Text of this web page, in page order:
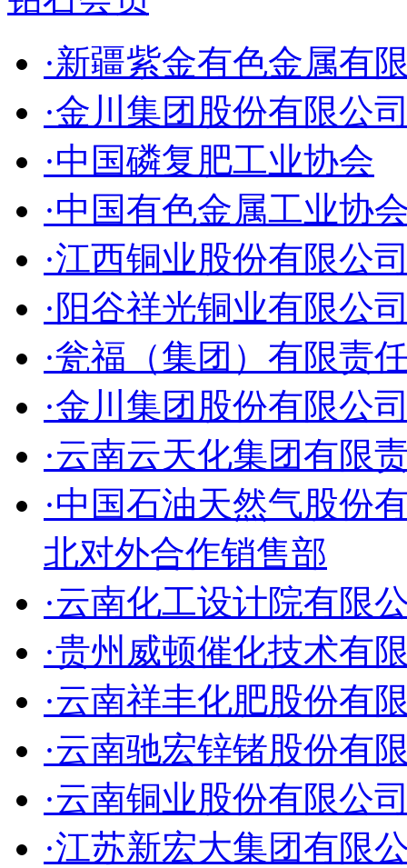
·新疆紫金有色金属有
·金川集团股份有限公
·中国磷复肥工业协会
·中国有色金属工业协
·江西铜业股份有限公
·阳谷祥光铜业有限公
·瓮福（集团）有限责
·金川集团股份有限公
·云南云天化集团有限
·中国石油天然气股份
北对外合作销售部
·云南化工设计院有限
·贵州威顿催化技术有
·云南祥丰化肥股份有
·云南驰宏锌锗股份有
·云南铜业股份有限公
·江苏新宏大集团有限